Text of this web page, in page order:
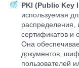
PKI (Public Key
используемая
распределения,
сертификатов и
Она
документов,
пользователей